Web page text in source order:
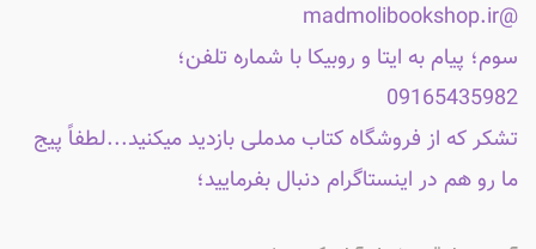
@madmolibookshop.ir
سوم؛ پیام به ایتا و روبیکا با شماره تلفن؛
09165435982
تشکر که از فروشگاه کتاب مدملی بازدید میکنید...لطفاً پیج
ما رو هم در اینستاگرام دنبال بفرمایید؛